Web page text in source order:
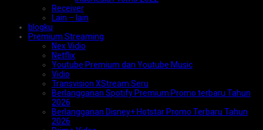
Receiver
Lain – lain
blogku
Premium Streaming
Nex Vidio
Netflix
Youtube Premium dan Youtube Music
Vidio
Transvision XStream Seru
Berlangganan Spotify Premium Promo terbaru Tahun
2026
Berlangganan Disney+ Hotstar Promo Terbaru Tahun
2026